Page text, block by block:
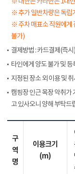
※ 추가 일반차량은 독립
※ 주차 매표소 직원에게
불가)
결제방법 : 카드결제(즉시)
타인에게 양도 불가 및
지정된 장소 외 이용 및 취
캠핑장 인근 목장 악취가
고 있사오니 양해 부탁드
구
역
명
이용크기
(m)